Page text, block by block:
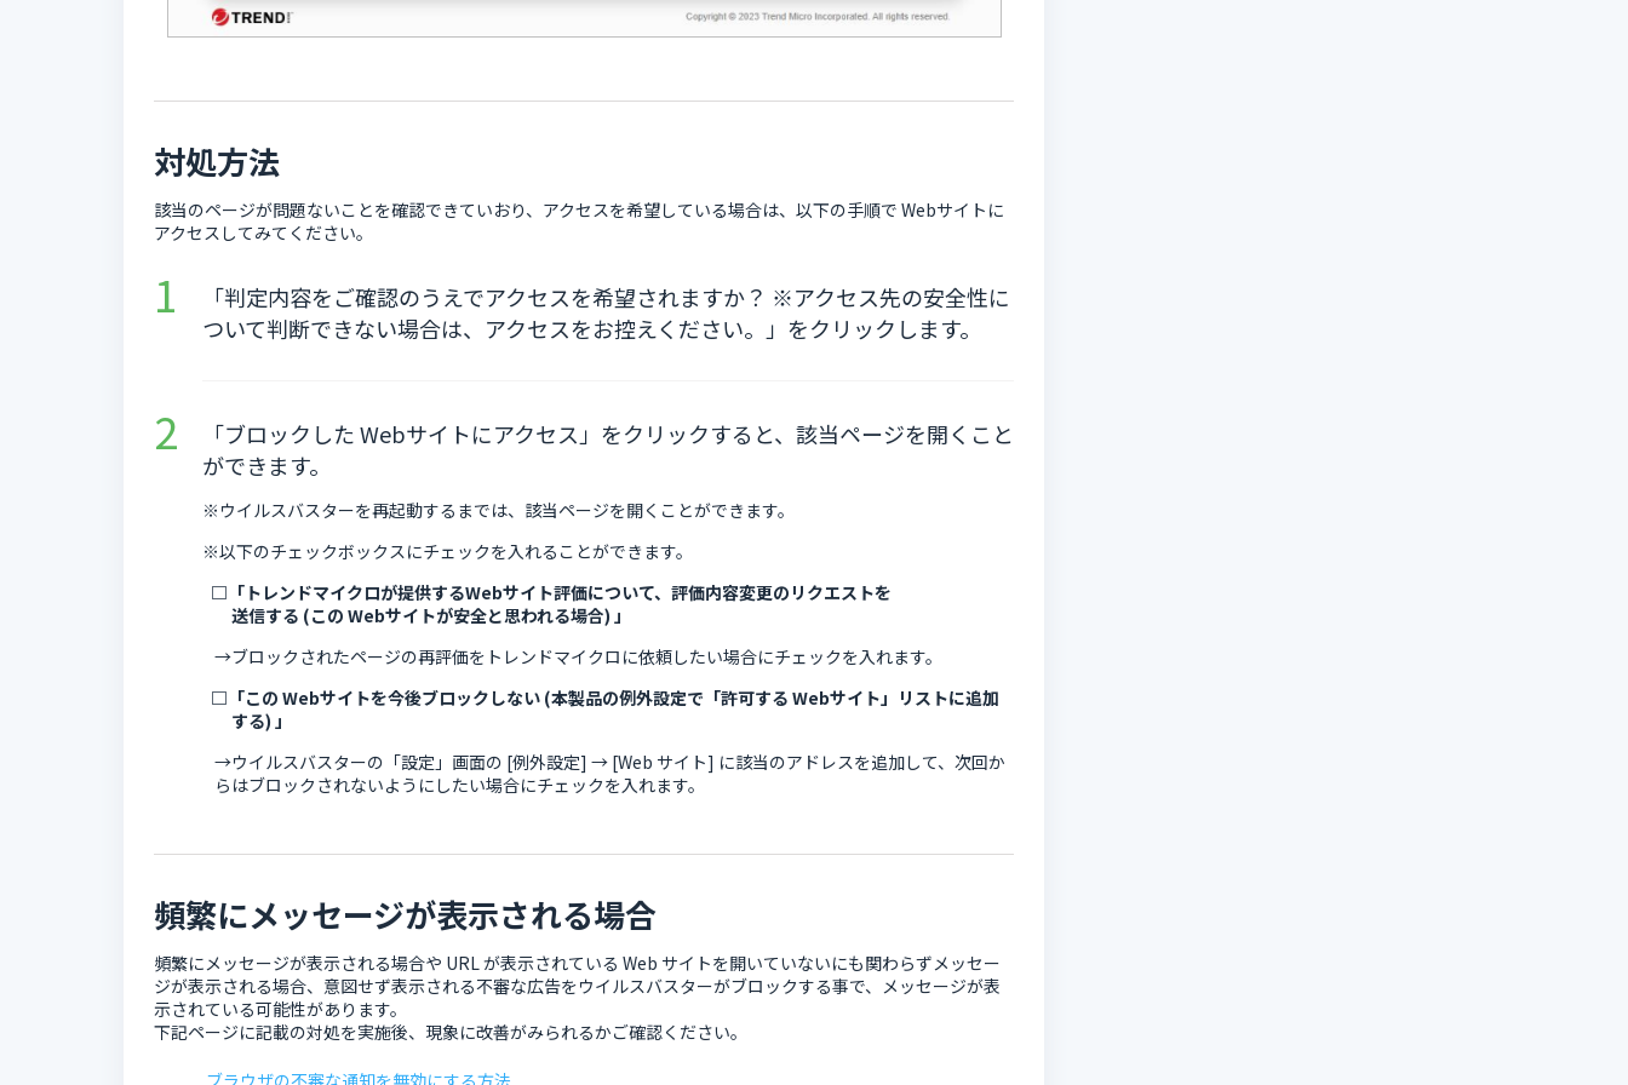
対処方法
該当のページが問題ないことを確認できていおり、アクセスを希望している場合は、以下の手順で Webサイトに
アクセスしてみてください。
「判定内容をご確認のうえでアクセスを希望されますか？ ※アクセス先の安全性に
ついて判断できない場合は、アクセスをお控えください。」をクリックします。
「ブロックした Webサイトにアクセス」をクリックすると、該当ページを開くこと
ができます。
※ウイルスバスターを再起動するまでは、該当ページを開くことができます。
※以下のチェックボックスにチェックを入れることができます。
□「トレンドマイクロが提供するWebサイト評価について、評価内容変更のリクエストを
送信する (この Webサイトが安全と思われる場合) 」
→ブロックされたページの再評価をトレンドマイクロに依頼したい場合にチェックを入れます。
□「この Webサイトを今後ブロックしない (本製品の例外設定で「許可する Webサイト」リストに追加
する) 」
→ウイルスバスターの「設定」画面の [例外設定] → [Web サイト] に該当のアドレスを追加して、次回か
らはブロックされないようにしたい場合にチェックを入れます。
頻繁にメッセージが表示される場合
頻繁にメッセージが表示される場合や URL が表示されている Web サイトを開いていないにも関わらずメッセー
ジが表示される場合、意図せず表示される不審な広告をウイルスバスターがブロックする事で、メッセージが表
示されている可能性があります。
下記ページに記載の対処を実施後、現象に改善がみられるかご確認ください。
ブラウザの不審な通知を無効にする方法